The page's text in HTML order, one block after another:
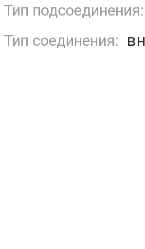
Тип подсоединения:
Тип соединения: